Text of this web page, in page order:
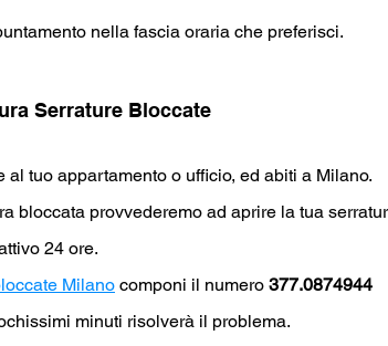
nella fascia oraria che preferisci.
Serrature Bloccate
tuo appartamento o ufficio, ed abiti a Milano.
bloccata provvederemo ad aprire la tua
24 ore.
Milano componi il numero 377.0874944
minuti risolverà il problema.